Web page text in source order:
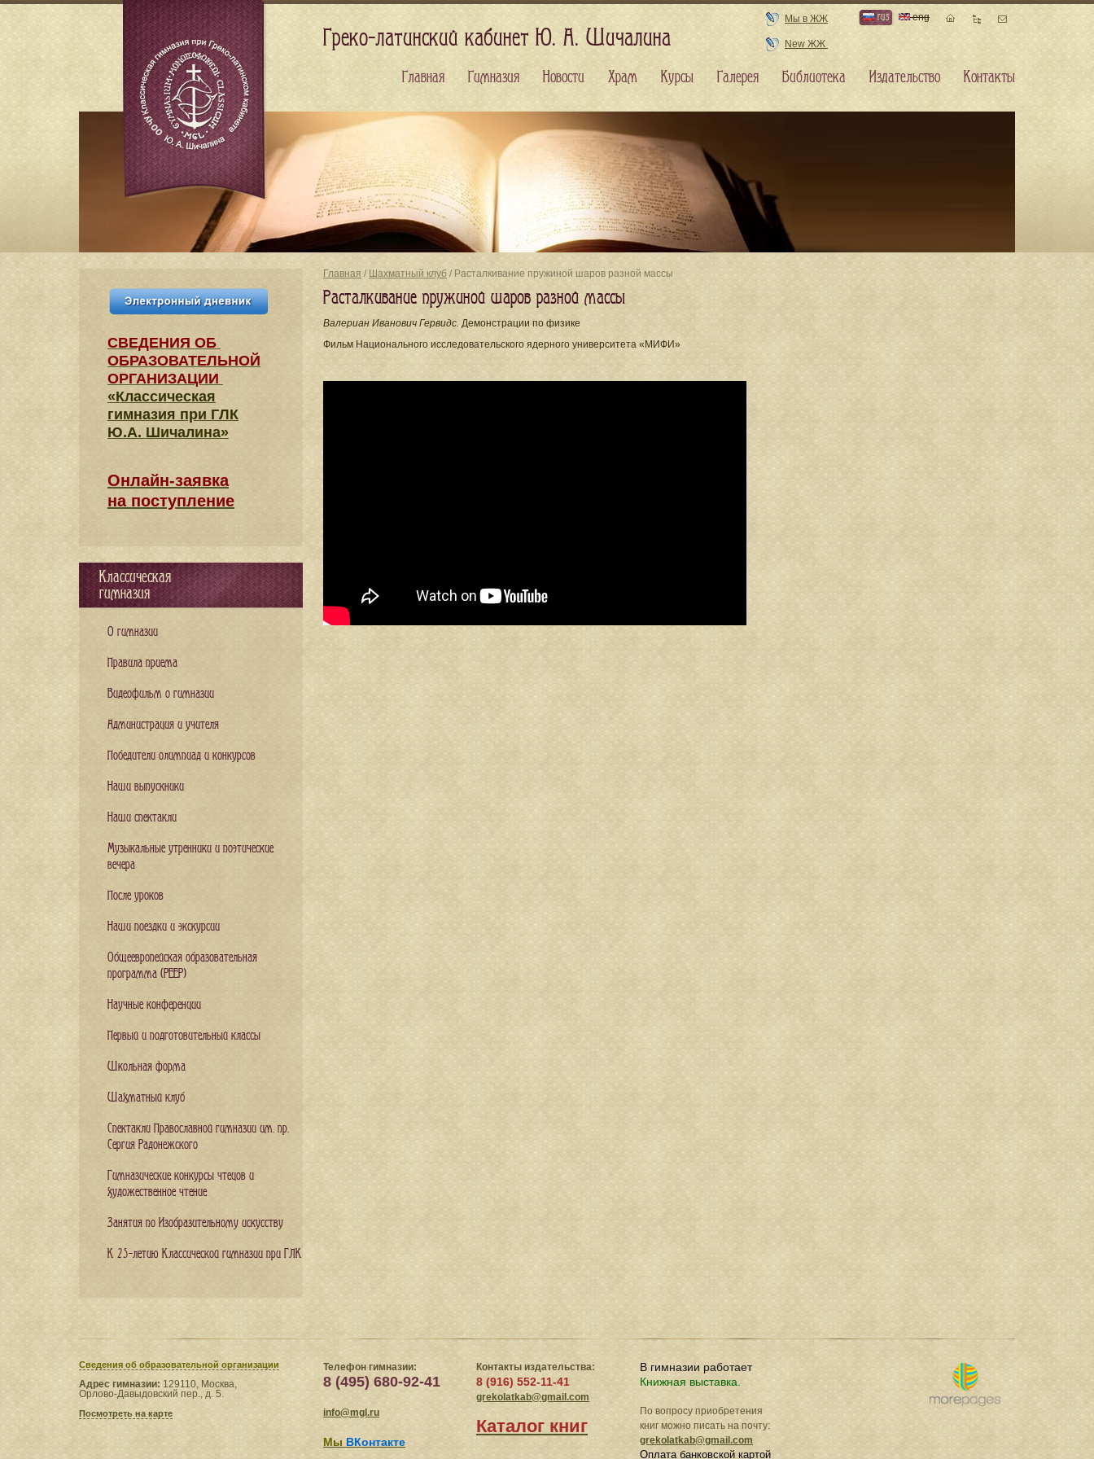
Главная / Шахматный клуб / Расталкивание пружиной шаров разной массы
Расталкивание пружиной шаров разной массы
Валериан Иванович Гервидс. Демонстрации по физике
Фильм Национального исследовательского ядерного университета «МИФИ»
СВЕДЕНИЯ​ ОБ
ОБРАЗОВАТЕЛЬНОЙ
ОРГАНИЗАЦИИ
«Классическая
гимназия при ГЛК
Ю.А. Шичалина»
Онлайн-заявка
на поступление
Классическая
гимназия
О гимназии
Правила приема
Видеофильм о гимназии
Администрация и учителя
Победители олимпиад и конкурсов
Наши выпускники
Наши спектакли
Музыкальные утренники и поэтические
вечера
После уроков
Наши поездки и экскурсии
Общеевропейская образовательная
программа (PEEP)
Научные конференции
Первый и подготовительный классы
Школьная форма
Шахматный клуб
Спектакли Православной гимназии им. пр.
Сергия Радонежского
Гимназические конкурсы чтецов и
художественное чтение
Занятия по Изобразительному искусству
К 25-летию Классической гимназии при ГЛК
Сведения​ об образовательной организации
Адрес гимназии: 129110, Москва,
Орлово-Давыдовский пер., д. 5.
Посмотреть на карте
Телефон гимназии:
8 (495) 680-92-41
info@mgl.ru
Мы ВКонтакте
Контакты издательства:
8 (916) 552-11-41
grekolatkab@gmail.com
Каталог книг
В гимназии работает
Книжная выставка.
По вопросу приобретения
книг можно писать на почту:
grekolatkab@gmail.com
Оплата банковской картой
Греко-латинский кабинет Ю. А. Шичалина
Мы в ЖЖ
New ЖЖ
rus eng
Главная Гимназия Новости Храм Курсы Галерея Библиотека Издательство Контакты